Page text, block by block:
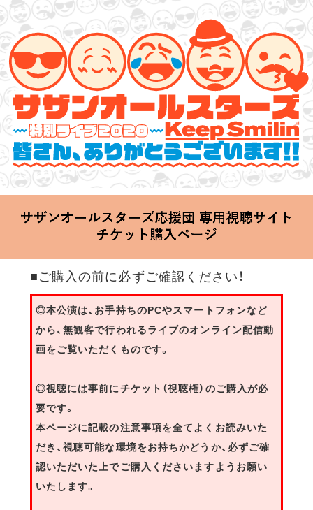
サザンオールスターズ 特別ライブ 2020
「Keep Smilin’～皆さん、ありがとうございます!!～」
2020.06.25 Thu 20:00 Start at 横浜アリーナ
■ご購入の前に必ずご確認ください！
◎本公演は、お手持ちのPCやスマートフォンなど
から、無観客で行われるライブのオンライン配信動
画をご覧いただくものです。
◎視聴には事前にチケット（視聴権）のご購入が必
要です。
本ページに記載の注意事項を全てよくお読みいた
だき、視聴可能な環境をお持ちかどうか、必ずご確
認いただいた上でご購入くださいますようお願い
いたします。